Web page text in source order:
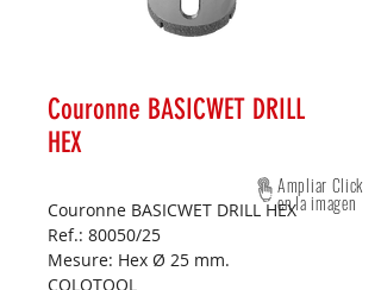
Couronne BASICWET DRILL
HEX
Couronne BASICWET DRILL HEX
Ref.: 80050/25
Mesure: Hex Ø 25 mm.
COLOTOOL
Ampliar Click
en la imagen